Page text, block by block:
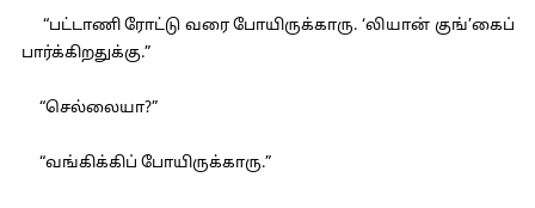
“பட்டாணி ரோட்டு வரை போயிருக்காரு. ‘லியான் குங்’கைப்
பார்க்கிறதுக்கு.”
“செல்லையா?”
“வங்கிக்கிப் போயிருக்காரு.”